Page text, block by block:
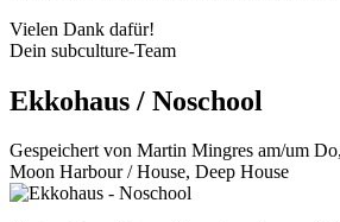
Vielen Dank dafür!
Dein subculture-Team
Ekkohaus / Noschool
Gespeichert von Martin Mingres am/um
Moon Harbour / House, Deep House